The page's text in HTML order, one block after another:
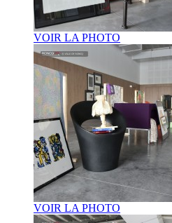
VOIR LA PHOTO
VOIR LA PHOTO